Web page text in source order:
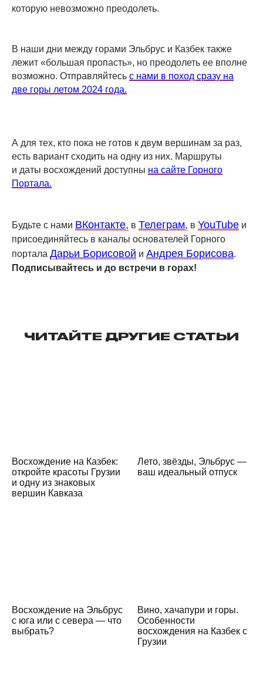
которую невозможно преодолеть.
В наши дни между горами Эльбрус и Казбек также
лежит «большая пропасть», но преодолеть ее вполне
возможно. Отправляйтесь с нами в поход сразу на
две горы летом 2024 года.
А для тех, кто пока не готов к двум вершинам за раз,
есть вариант сходить на одну из них. Маршруты
и даты восхождений доступны на сайте Горного
Портала.
Будьте с нами ВКонтакте, в Телеграм, в YouTube и
присоединяйтесь в каналы основателей Горного
портала Дарьи Борисовой и Андрея Борисова.
Подписывайтесь и до встречи в горах!
ЧИТАЙТЕ ДРУГИЕ СТАТЬИ
Восхождение на Казбек:
откройте красоты Грузии
и одну из знаковых
вершин Кавказа
Лето, звёзды, Эльбрус —
ваш идеальный отпуск
Восхождение на Эльбрус
с юга или с севера — что
выбрать?
Вино, хачапури и горы.
Особенности
восхождения на Казбек с
Грузии